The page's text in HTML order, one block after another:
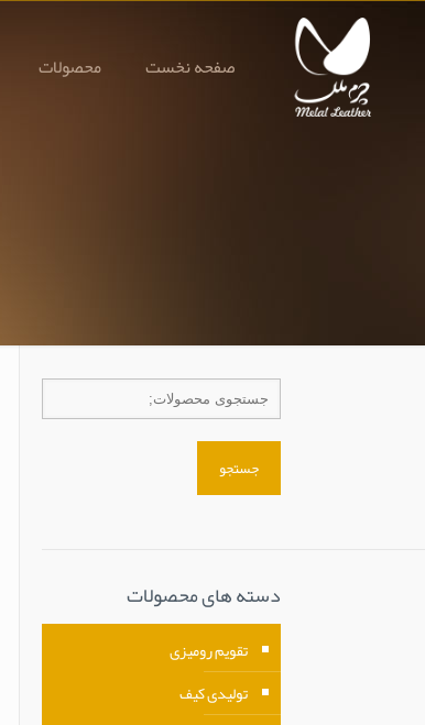
صفحه نخست محصولات
جستجو
دسته های محصولات
تقویم رومیزی
تولیدی کیف